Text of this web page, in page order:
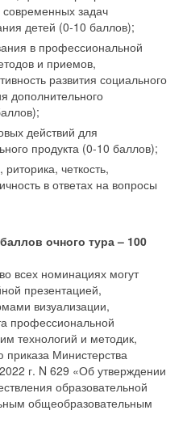
задач
детей (0-10 баллов);
в профессиональной
и приемов,
развития социального
дополнительного
действий для
продукта (0-10 баллов);
четкость,
в ответах на вопросы
очного тура – 100
всех номинациях могут
презентацией,
визуализации,
профессиональной
технологий и методик,
Министерства
г. N 629 «Об утверждении
образовательной
общеобразовательным